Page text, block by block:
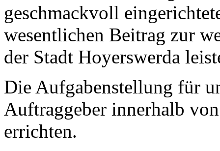
geschmackvoll
wesentlichen Beitrag zur
der Stadt Hoyerswerda
Die Aufgabenstellung für
Auftraggeber innerhalb
errichten.